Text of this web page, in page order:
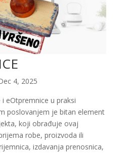
4, 2025
eOtpremnice u praksi
poslovanjem je bitan element
koji obrađuje ovaj
robe, proizvoda ili
izdavanja prenosnica,